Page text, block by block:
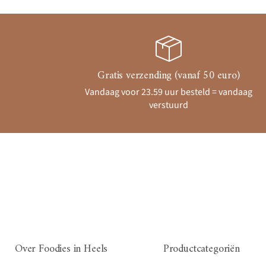
Gratis verzending (vanaf 50 euro)
Vandaag voor 23.59 uur besteld = vandaag
verstuurd
Over Foodies in Heels Productcategoriën